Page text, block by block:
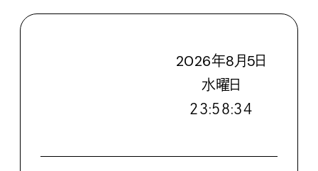
2026年8月5日
水曜日
２３:５８:３５